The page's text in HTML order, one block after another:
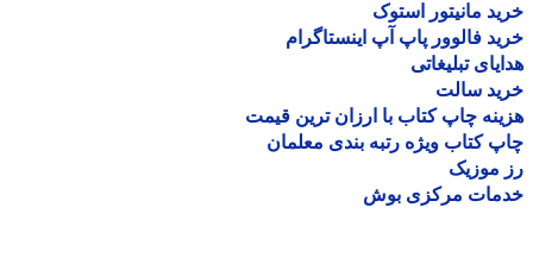
مانیتور استوک
فالوور پاپ آپ اینستاگرام
تبلیغاتی
سالت
چاپ کتاب با ارزان ترین قیمت
کتاب ویژه رتبه بندی معلمان
موزیک
مرکزی بوش